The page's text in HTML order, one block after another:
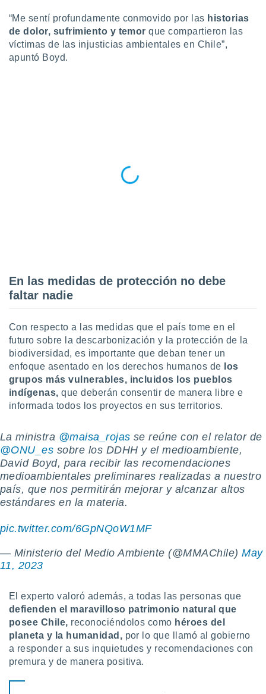
la
el
de
de
1199
“Me sentí profundamente conmovido por las historias
de dolor, sufrimiento y temor que compartieron las
víctimas de las injusticias ambientales en Chile”,
apuntó Boyd.
En las medidas de protección no debe
faltar nadie
Con respecto a las medidas que el país tome en el
futuro sobre la descarbonización y la protección de la
biodiversidad, es importante que deban tener un
enfoque asentado en los derechos humanos de los
grupos más vulnerables, incluidos los pueblos
indígenas, que deberán consentir de manera libre e
informada todos los proyectos en sus territorios.
La ministra @maisa_rojas se reúne con el relator de
@ONU_es sobre los DDHH y el medioambiente,
David Boyd, para recibir las recomendaciones
medioambientales preliminares realizadas a nuestro
país, que nos permitirán mejorar y alcanzar altos
estándares en la materia.
pic.twitter.com/6GpNQoW1MF
— Ministerio del Medio Ambiente (@MMAChile)May
11, 2023
El experto valoró además, a todas las personas que
defienden el maravilloso patrimonio natural que
posee Chile, reconociéndolos como héroes del
planeta y la humanidad, por lo que llamó al gobierno
a responder a sus inquietudes y recomendaciones con
premura y de manera positiva.